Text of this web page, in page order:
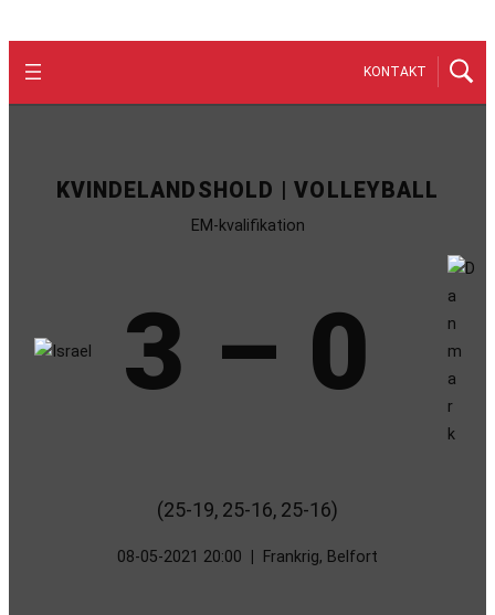
KONTAKT
KVINDELANDSHOLD | VOLLEYBALL
EM-kvalifikation
3 – 0
(25-19, 25-16, 25-16)
08-05-2021 20:00 Frankrig, Belfort